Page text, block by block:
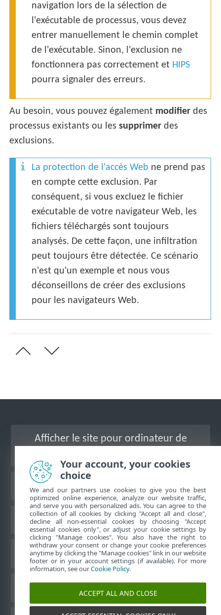
navigation lors de la sélection de
l'exécutable de processus, vous devez
entrer manuellement le chemin complet
de l'exécutable. Sinon, l'exclusion ne
fonctionnera pas correctement et HIPS
pourra signaler des erreurs.
Au besoin, vous pouvez également modifier des
processus existants ou lessupprimer des
exclusions.
La protection de l'accès Web ne prend pas
en compte cette exclusion. Par
conséquent, si vous excluez le fichier
exécutable de votre navigateur Web, les
fichiers téléchargés sont toujours
analysés. De cette façon, une infiltration
peut toujours être détectée. Ce scénario
n'est qu'un exemple et nous vous
déconseillons de créer des exclusions
pour les navigateurs Web.
Afficher le site pour ordinateur de
Base de connaissances ESET
Forum ESET
Assistance régionale
Your account, your cookies
choice
We and our partners use cookies to give you the best
optimized online experience, analyze our website traffic,
and serve you with personalized ads. You can agree to the
collection of all cookies by clicking "Accept all and close",
decline all non-essential cookies by choosing "Accept
essential cookies only", or adjust your cookie settings by
clicking "Manage cookies". You also have the right to
withdraw your consent or change your cookie preferences
anytime by clicking the "Manage cookies" link in our website
footer or in your account settings (if available). For more
information, see ourCookie Policy.
ACCEPT ALL AND CLOSE